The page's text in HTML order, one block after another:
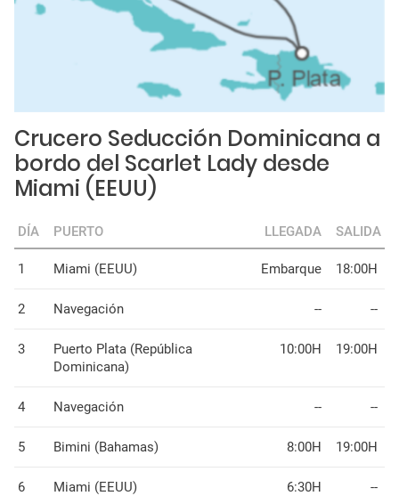
Crucero Seducción Dominicana a
bordo del Scarlet Lady desde
Miami (EEUU)
DÍA PUERTO LLEGADA SALIDA
1 Miami (EEUU) Embarque 18:00H
2 Navegación -- --
3
Puerto Plata (República
Dominicana)
10:00H 19:00H
4 Navegación -- --
5 Bimini (Bahamas) 8:00H 19:00H
6 Miami (EEUU) 6:30H --